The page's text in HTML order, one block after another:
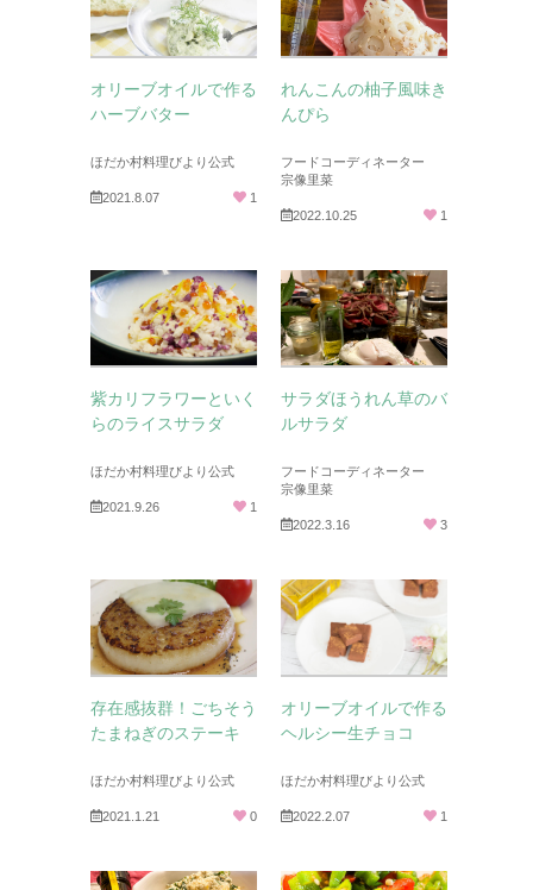
オリーブオイルで作る
ハーブバター
ほだか村料理びより公式
2021.8.07 1
れんこんの柚子風味き
んぴら
フードコーディネーター
宗像里菜
2022.10.25 1
紫カリフラワーといく
らのライスサラダ
ほだか村料理びより公式
2021.9.26 1
サラダほうれん草のバ
ルサラダ
フードコーディネーター
宗像里菜
2022.3.16 3
存在感抜群！ごちそう
たまねぎのステーキ
ほだか村料理びより公式
2021.1.21 0
オリーブオイルで作る
ヘルシー生チョコ
ほだか村料理びより公式
2022.2.07 1